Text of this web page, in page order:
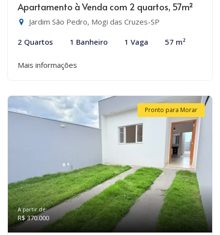
Apartamento à Venda com 2 quartos, 57m²
Jardim São Pedro, Mogi das Cruzes-SP
2 Quartos 1 Banheiro 1 Vaga 57 m²
Mais informações
Pronto para Morar
A partir de:
R$ 370.000